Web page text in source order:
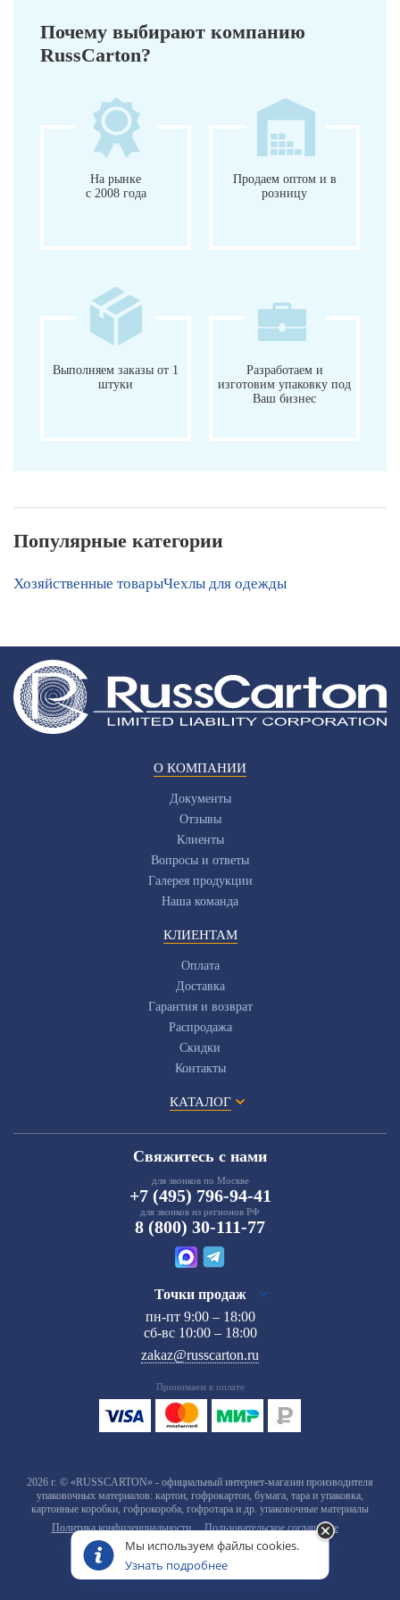
Почему выбирают компанию
RussCarton?
На рынке
с 2008 года
Продаем оптом и в
розницу
Выполняем заказы от 1
штуки
Разработаем и
изготовим упаковку под
Ваш бизнес
Популярные категории
Хозяйственные товарыЧехлы для одежды
О КОМПАНИИ
Документы
Отзывы
Клиенты
Вопросы и ответы
Галерея продукции
Наша команда
КЛИЕНТАМ
Оплата
Доставка
Гарантия и возврат
Распродажа
Скидки
Контакты
КАТАЛОГ
Свяжитесь с нами
для звонков по Москве
+7 (495) 796-94-41
для звонков из регионов РФ
8 (800) 30-111-77
Точки продаж
пн-пт 9:00 – 18:00
сб-вс 10:00 – 18:00
zakaz@russcarton.ru
Принимаем к оплате
2026 г. © «RUSSCARTON» - официальный интернет-магазин производителя
упаковочных материалов: картон, гофрокартон, бумага, тара и упаковка,
картонные коробки, гофрокороба, гофротара и др. упаковочные материалы
Политика конфиденциальности
Пользовательское соглашение
Мы используем файлы cookies.
Узнать подробнее